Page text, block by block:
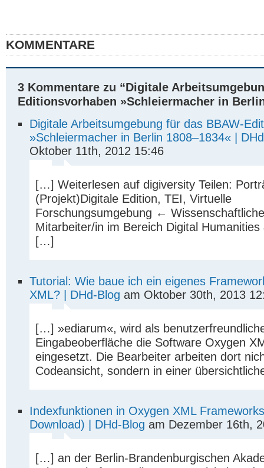
KOMMENTARE
3 Kommentare zu “Digitale
Editionsvorhaben »Schleiermacher in
Digitale Arbeitsumgebung für das BBAW-
»Schleiermacher in Berlin 1808–1834« |
Oktober 11th, 2012 15:46
[…] Weiterlesen auf digiversity Teilen:
(Projekt)Digitale Edition, TEI, Virtuelle
Forschungsumgebung ←
Mitarbeiter/in im Bereich Digital Humanities
[…]
Tutorial: Wie baue ich ein eigenes
XML? | DHd-Blog am Oktober 30th, 2013
[…] »ediarum«, wird als
Eingabeoberfläche die Software Oxygen
eingesetzt. Die Bearbeiter arbeiten dort
Codeansicht, sondern in einer
Indexfunktionen in Oxygen XML
Download) | DHd-Blog am Dezember 16th,
[…] an der Berlin-Brandenburgischen